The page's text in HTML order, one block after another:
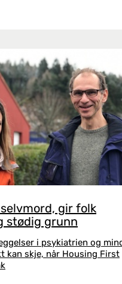
gir folk
stødig grunn
i psykiatrien og
kan skje, når Housing First